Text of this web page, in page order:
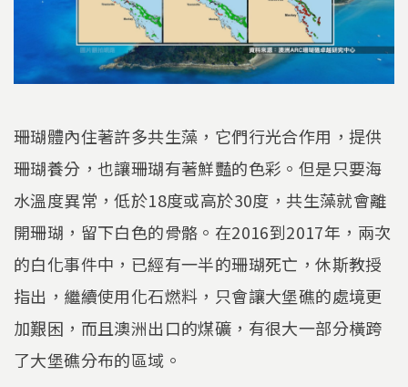
珊瑚體內住著許多共生藻，它們行光合作用，提供
珊瑚養分，也讓珊瑚有著鮮豔的色彩。但是只要海
水溫度異常，低於18度或高於30度，共生藻就會離
開珊瑚，留下白色的骨骼。在2016到2017年，兩次
的白化事件中，已經有一半的珊瑚死亡，休斯教授
指出，繼續使用化石燃料，只會讓大堡礁的處境更
加艱困，而且澳洲出口的煤礦，有很大一部分橫跨
了大堡礁分布的區域。